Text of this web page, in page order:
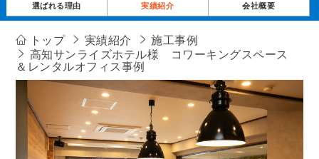
選ばれる理由 実績紹介 会社概要
トップ 実績紹介
施工事例
高知サンライズホテル様 コワーキングスペース
＆レンタルオフィス事例